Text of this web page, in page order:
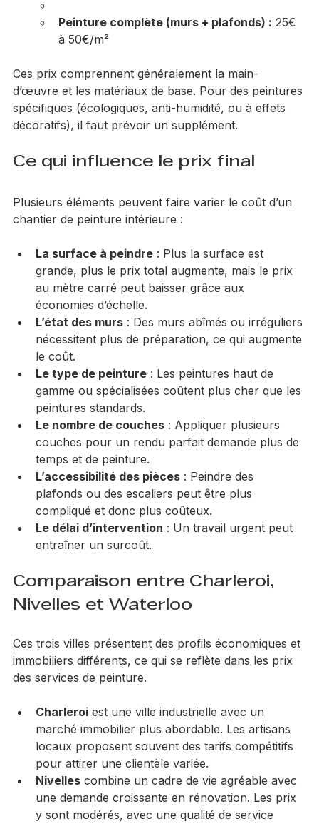
Peinture complète (murs + plafonds) :
Ces prix comprennent généralement la main-
d’œuvre et les matériaux de base. Pour des peintures
spécifiques (écologiques, anti-humidité, ou à effets
Plusieurs éléments peuvent faire varier le coût d’un
La surface à peindre : Plus la surface est
grande, plus le prix total augmente, mais le prix
au mètre carré peut baisser grâce aux
économies d’échelle.
L’état des murs : Des murs abîmés ou irréguliers
nécessitent plus de préparation, ce qui augmente
le coût.
Le type de peinture : Les peintures haut de
gamme ou spécialisées coûtent plus cher que les
peintures standards.
Le nombre de couches : Appliquer plusieurs
couches pour un rendu parfait demande plus de
temps et de peinture.
L’accessibilité des pièces : Peindre des
plafonds ou des escaliers peut être plus
compliqué et donc plus coûteux.
Le délai d’intervention
Comparaison entre Charleroi,
Ces trois villes présentent des profils économiques et
immobiliers différents, ce qui se reflète dans les prix
Charleroi est une ville industrielle avec un
marché immobilier plus abordable. Les artisans
locaux proposent souvent des tarifs compétitifs
pour attirer une clientèle variée.
Nivelles combine un cadre de vie agréable avec
une demande croissante en rénovation. Les prix